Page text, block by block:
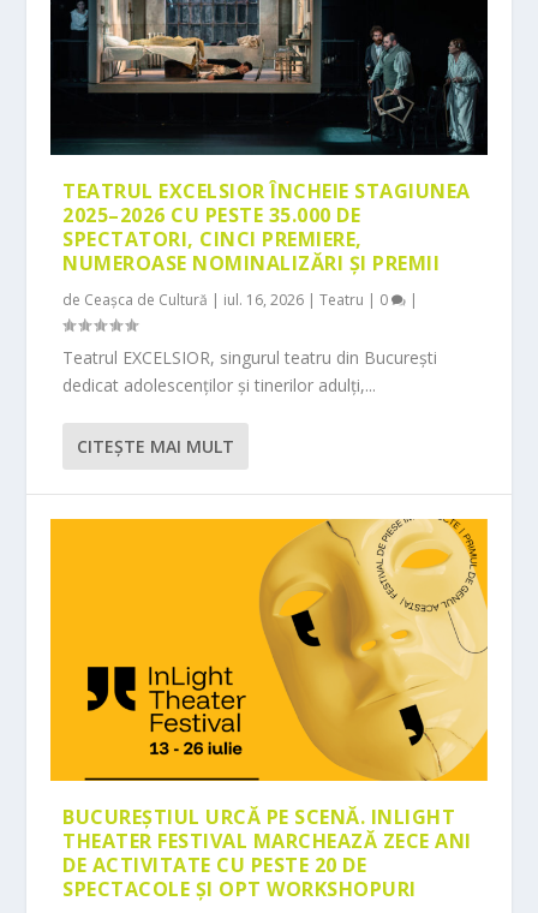
TEATRUL EXCELSIOR ÎNCHEIE STAGIUNEA
2025–2026 CU PESTE 35.000 DE
SPECTATORI, CINCI PREMIERE,
NUMEROASE NOMINALIZĂRI ȘI PREMII
de Ceașca de Cultură | iul. 16, 2026 |Teatru | 0 |
Teatrul EXCELSIOR, singurul teatru din București
dedicat adolescenților și tinerilor adulți,...
CITEŞTE MAI MULT
BUCUREȘTIUL URCĂ PE SCENĂ. INLIGHT
THEATER FESTIVAL MARCHEAZĂ ZECE ANI
DE ACTIVITATE CU PESTE 20 DE
SPECTACOLE ȘI OPT WORKSHOPURI